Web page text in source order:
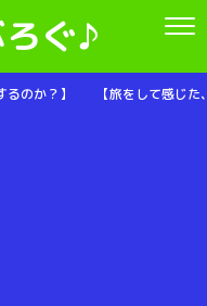
ぐ♪
るのか？】 【旅をして感じ